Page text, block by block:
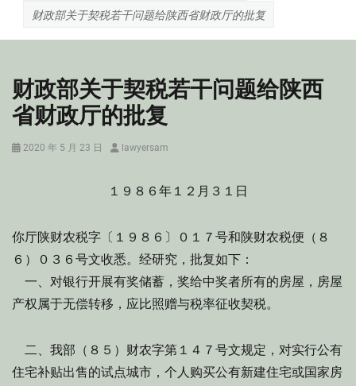
财政部关于契税若干问题给陕西省财政厅的批复
财政部关于契税若干问题给陕西
省财政厅的批复
Posted
2020 年 5 月 23 日 Authorlawyersam
１９８６年１２月３１日
你厅陕财农税字〔１９８６〕０１７号和陕财农税便（８
６）０３６号文收悉。经研究，批复如下：
一、对银行开展有奖储蓄，奖给中奖者所有的房屋，房屋
产权属于无偿转移，应比照赠与税率征收契税。
二、我部（８５）财农字第１４７号文规定，对实行公有
住宅补贴出售的试点城市，个人购买公有新建住宅或国家房